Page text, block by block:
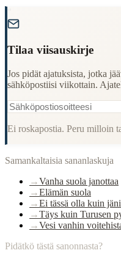
Period:
Tilaa viisauskirje
Jos pidät ajatuksista, jotka
sähköpostiisi viikottain.
Ei roskapostia. Peru milloin
Samankaltaisia sananlaskuja
→Vanha suola janottaa
→Elämän suola
→Ei tässä olla kuin
→Täys kuin Turusen
→Vesi vanhin
Pidätkö tästä sanonnasta?